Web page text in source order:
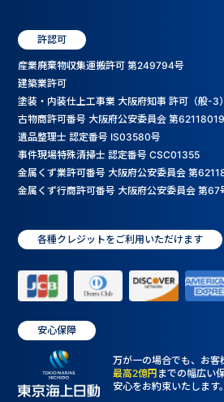
許認可
産業廃棄物収集運搬許可 第249794号
建築業許可
塗装・内装仕上工事業 大阪府知事 許可（般-3
古物商許可番号 大阪府公安委員会 第
遺品整理士 認定番号 IS03580号
事件現場特殊清掃士 認定番号 CSC01355
金属くず業許可番号 大阪府公安委員会 第
金属くず行商許可番号 大阪府公安委員会 第67
各種クレジットをご利用いただけます
安心保障
万が一の場合でも、お客
最高2億円 までの幅広い
安心をお約束いたします。